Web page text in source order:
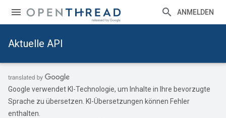
ANMELDEN
Aktuelle API
Google verwendet KI-Technologie, um Inhalte in Ihre bevorzugte
Sprache zu übersetzen. KI-Übersetzungen können Fehler
enthalten.